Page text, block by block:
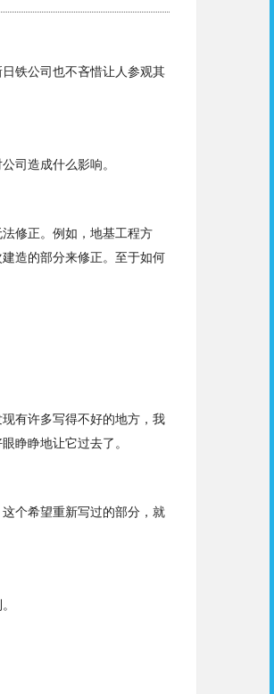
铁公司也不吝惜让人参观其
司造成什么影响。
修正。例如，地基工程方
造的部分来修正。至于如何
有许多写得不好的地方，我
睁睁地让它过去了。
个希望重新写过的部分，就